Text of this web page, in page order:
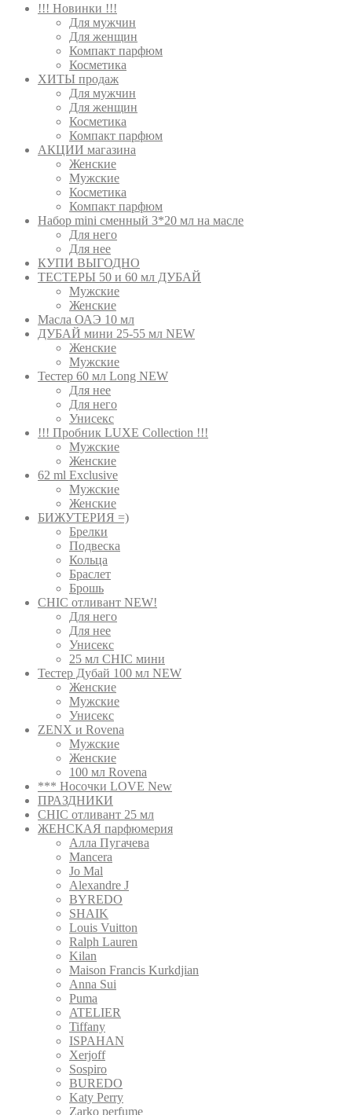
!!! Новинки !!!
Для мужчин
Для женщин
Компакт парфюм
Косметика
ХИТЫ продаж
Для мужчин
Для женщин
Косметика
Компакт парфюм
АКЦИИ магазина
Женские
Мужские
Косметика
Компакт парфюм
Набор mini сменный 3*20 мл на масле
Для него
Для нее
КУПИ ВЫГОДНО
ТЕСТЕРЫ 50 и 60 мл ДУБАЙ
Мужские
Женские
Масла ОАЭ 10 мл
ДУБАЙ мини 25-55 мл NEW
Женские
Мужские
Тестер 60 мл Long NEW
Для нее
Для него
Унисекс
!!! Пробник LUXE Collection !!!
Мужские
Женские
62 ml Exclusive
Мужские
Женские
БИЖУТЕРИЯ =)
Брелки
Подвеска
Кольца
Браслет
Брошь
CHIC отливант NEW!
Для него
Для нее
Унисекс
25 мл CHIC мини
Тестер Дубай 100 мл NEW
Женские
Мужские
Унисекс
ZENX и Rovena
Мужские
Женские
100 мл Rovena
*** Носочки LOVE New
ПРАЗДНИКИ
CHIC отливант 25 мл
ЖЕНСКАЯ парфюмерия
Алла Пугачева
Mancera
Jo Mal
Alexandre J
BYREDO
SHAIK
Louis Vuitton
Ralph Lauren
Kilan
Maison Francis Kurkdjian
Anna Sui
Puma
ATELIER
Tiffany
ISPAHAN
Xerjoff
Sospiro
BUREDO
Katy Perry
Zarko perfume